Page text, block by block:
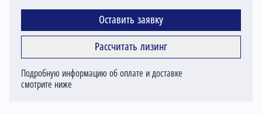
Оставить заявку
Рассчитать лизинг
Подробную информацию об оплате и доставке
смотрите ниже